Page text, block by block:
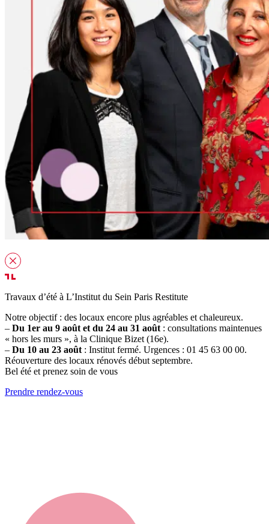
Travaux d’été à L’Institut du Sein Paris Restitute
Notre objectif : des locaux encore plus agréables et chaleureux.
– Du 1er au 9 août et du 24 au 31 août : consultations maintenues
« hors les murs », à la Clinique Bizet (16e).
– Du 10 au 23 août : Institut fermé. Urgences : 01 45 63 00 00.
Réouverture des locaux rénovés début septembre.
Bel été et prenez soin de vous
Prendre rendez-vous